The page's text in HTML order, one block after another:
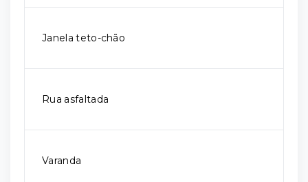
Janela teto-chão
Rua asfaltada
Varanda